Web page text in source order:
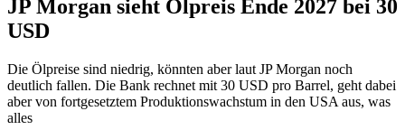
JP Morgan sieht Ölpreis Ende 2027 bei 30
USD
Die Ölpreise sind niedrig, könnten aber laut JP Morgan noch
deutlich fallen. Die Bank rechnet mit 30 USD pro Barrel, geht dabei
aber von fortgesetztem Produktionswachstum in den USA aus, was
alles